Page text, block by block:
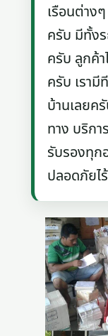
เรือนต่าง
ครับ มีทั้ง
ครับ ลูกค้
ครับ เรามี
บ้านเลยค
ทาง บริกา
รับรองทุก
ปลอดภัยไ